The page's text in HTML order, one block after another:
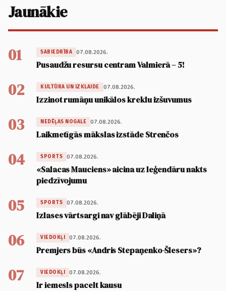
Jaunākie
01 SABIEDRĪBA 07.08.2026.
Pusaudžu resursu centram Valmierā – 5!
02 KULTŪRA UN IZKLAIDE 07.08.2026.
Izzinot rumāņu unikālos kreklu izšuvumus
03 NEDĒĻAS NOGALE 07.08.2026.
Laikmetīgās mākslas izstāde Strenčos
04 SPORTS 07.08.2026.
«Salacas Mauciens» aicina uz leģendāru nakts
piedzīvojumu
05 SPORTS 07.08.2026.
Izlases vārtsargi nav glābēji Daliņā
06 VIEDOKĻI 07.08.2026.
Premjers būs «Andris Stepaņenko-Šlesers»?
07 VIEDOKĻI 07.08.2026.
Ir iemesls pacelt kausu